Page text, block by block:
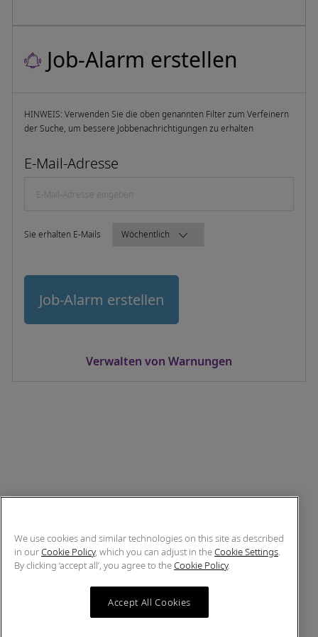
Job-Alarm erstellen
HINWEIS: Verwenden Sie die oben genannten Filter zum Verfeinern
der Suche, um bessere Jobbenachrichtigungen zu erhalten
E-Mail-AdresseRequired
Sie erhalten E-MailsRequired
Job-Alarm erstellen
Verwalten von Warnungen
We use cookies and similar technologies on this site as described
in ourCookie Policy, which you can adjust in theCookie Settings.
By clicking ‘accept all’, you agree to theCookie Policy.
Accept All Cookies